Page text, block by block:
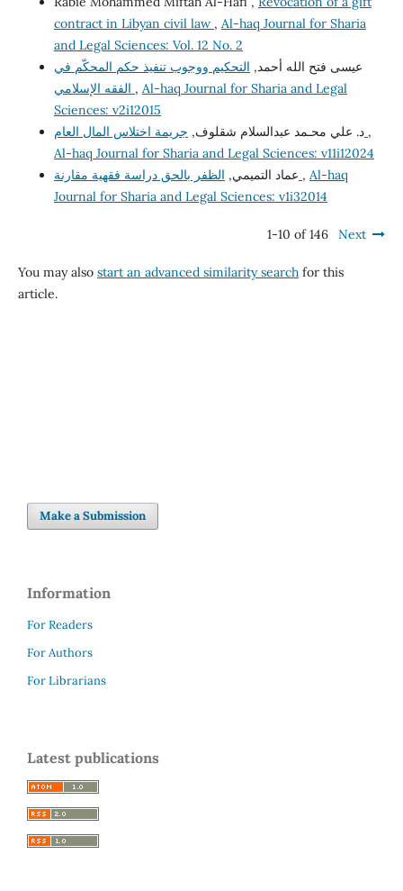
contract in Libyan civil law , Al-haq Journal for Sharia
and Legal Sciences: Vol. 12 No. 2
عيسى فتح الله أحمد, التحكيم ووجوب تنفيذ حكم المحكّم في
, Al-haq Journal for Sharia and Legal
Sciences: v2i12015
د. علي محـمد عبدالسلام شقلوف,جريمة اختلاس المال العام ,
Al-haq Journal for Sharia and Legal Sciences: v11i12024
عماد التميمي, , Al-haq
Journal for Sharia and Legal Sciences: v1i32014
1-10 of 146 Next
You may also start an advanced similarity searchfor this
article.
Make a Submission
Information
For Readers
For Authors
For Librarians
Latest publications